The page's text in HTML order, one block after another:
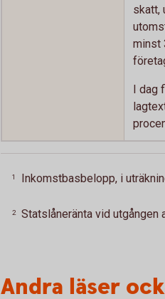
skatt,
minst
I dag
1 Inkomstbasbelopp, i
2 Statslåneränta vid
Andra läser